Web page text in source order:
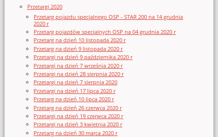
Przetargi 2020
Przetarg pojazdu specjalnego OSP - STAR 200 na 14 grudnia
2020 r
Przetarg pojazdów specjalnych OSP na 04 grudnia 2020 r
Przetarg na dzień 10 listopada 2020 r
Przetarg na dzień 9 listopada 2020 r
Przetargi na dzień 9 października 2020 r
Przetargi na dzień 7 września 2020 r
Przetargi na dzień 28 sierpnia 2020 r
Przetargi na dzień 7 sierpnia 2020
Przetargi na dzień 17 lipca 2020 r
Przetarg na dzień 10 lipca 2020 r
Przetarg na dzień 26 czerwca 2020 r
Przetargi na dzień 19 czerwca 2020 r
Przetargi na dzień 3 kwietnia 2020 r
Przetarg na dzień 30 marca 2020 r